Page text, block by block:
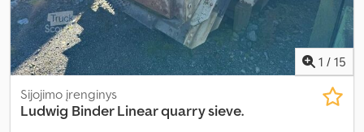
1 / 15
Sijojimo įrenginys
Ludwig Binder Linear quarry sieve.